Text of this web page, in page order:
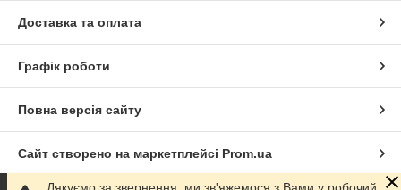
Доставка та оплата
Графік роботи
Повна версія сайту
Сайт створено на маркетплейсі Prom.ua